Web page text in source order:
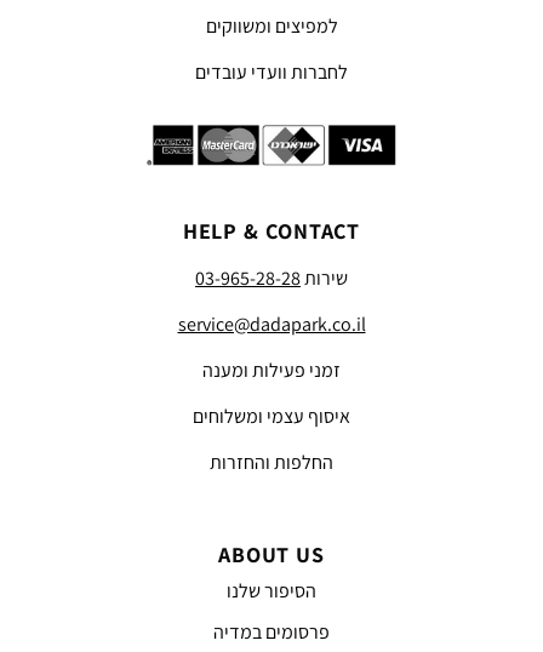
למפיצים ומשווקים
לחברות וועדי עובדים
HELP & CONTACT
שירות03-965-28-28
service@dadapark.co.il
זמני פעילות ומענה
איסוף עצמי ומשלוחים
החלפות והחזרות
ABOUT US
הסיפור שלנו
פרסומים במדיה